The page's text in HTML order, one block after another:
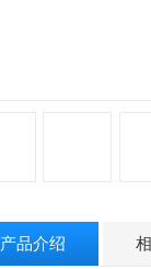
产品介绍